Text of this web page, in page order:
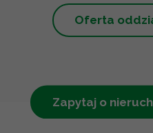
Oferta
Zapytaj o